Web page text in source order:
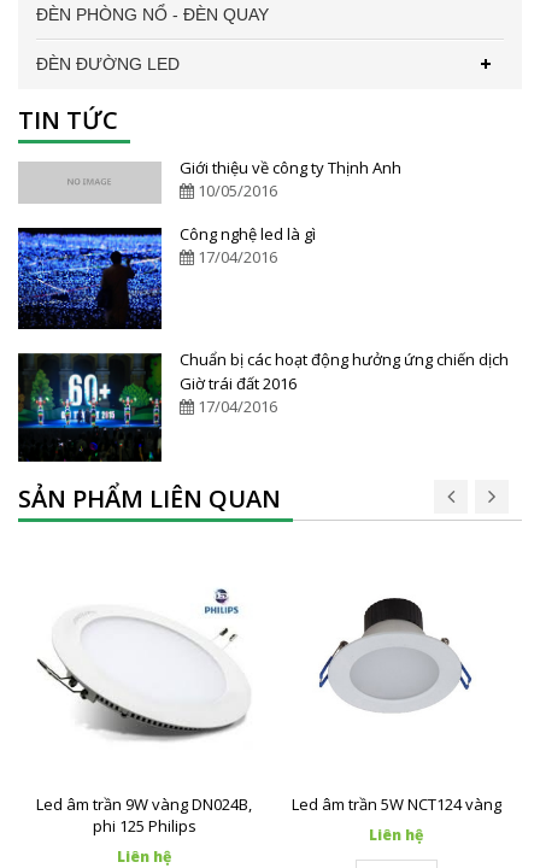
ĐÈN PHÒNG NỔ - ĐÈN QUAY
ĐÈN ĐƯỜNG LED
TIN TỨC
Giới thiệu về công ty Thịnh Anh
10/05/2016
Công nghệ led là gì
17/04/2016
Chuẩn bị các hoạt động hưởng ứng chiến dịch
Giờ trái đất 2016
17/04/2016
SẢN PHẨM LIÊN QUAN
Led âm trần 9W vàng DN024B,
phi 125 Philips
Liên hệ
Led âm trần 5W NCT124 vàng
Liên hệ